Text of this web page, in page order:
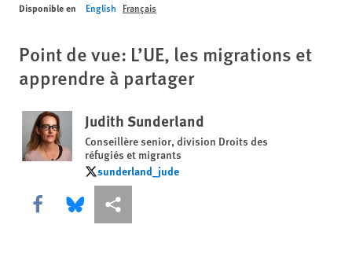
Disponible en English Français
Point de vue: L’UE, les migrations et
apprendre à partager
Judith Sunderland
Conseillère senior, division Droits des
réfugiés et migrants
sunderland_jude
sunderland_jude
Share this via Facebook
Share this via Bluesky
Share this via Partagez